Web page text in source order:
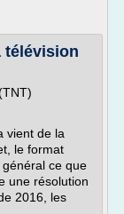
télévision
vient de la
le format
ce que
une résolution
2016, les